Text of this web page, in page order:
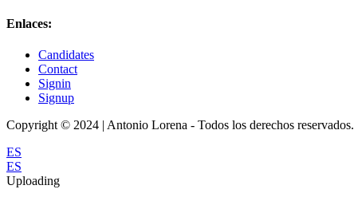
Enlaces:
Candidates
Contact
Signin
Signup
Copyright © 2024 | Antonio Lorena - Todos los derechos reservados.
ES
ES
Uploading